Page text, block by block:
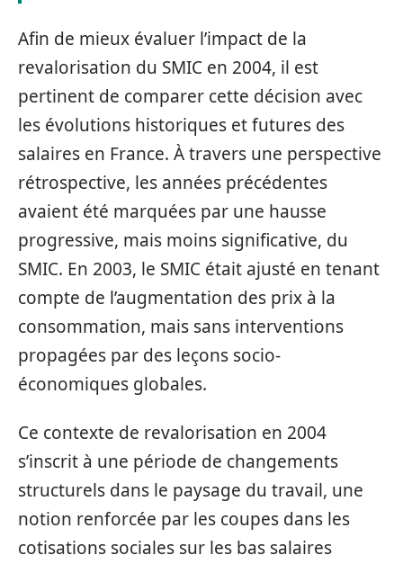
Afin de mieux évaluer l’impact de la
revalorisation du SMIC en 2004, il est
pertinent de comparer cette décision avec
les évolutions historiques et futures des
salaires en France. À travers une perspective
rétrospective, les années précédentes
avaient été marquées par une hausse
progressive, mais moins significative, du
SMIC. En 2003, le SMIC était ajusté en tenant
compte de l’augmentation des prix à la
consommation, mais sans interventions
propagées par des leçons socio-
économiques globales.
Ce contexte de revalorisation en 2004
s’inscrit à une période de changements
structurels dans le paysage du travail, une
notion renforcée par les coupes dans les
cotisations sociales sur les bas salaires